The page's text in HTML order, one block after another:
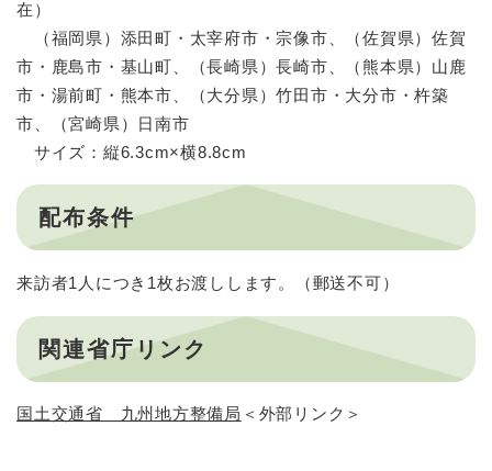
在）
（福岡県）添田町・太宰府市・宗像市、（佐賀県）佐賀
市・鹿島市・基山町、（長崎県）長崎市、（熊本県）山鹿
市・湯前町・熊本市、（大分県）竹田市・大分市・杵築
市、（宮崎県）日南市
サイズ：縦6.3cm×横8.8cm
配布条件
来訪者1人につき1枚お渡しします。（郵送不可）
関連省庁リンク
国土交通省 九州地方整備局 ＜外部リンク＞